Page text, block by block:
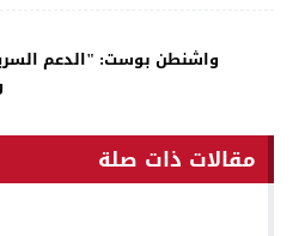
واشنطن بوست: "الدعم
مقالات ذات صلة